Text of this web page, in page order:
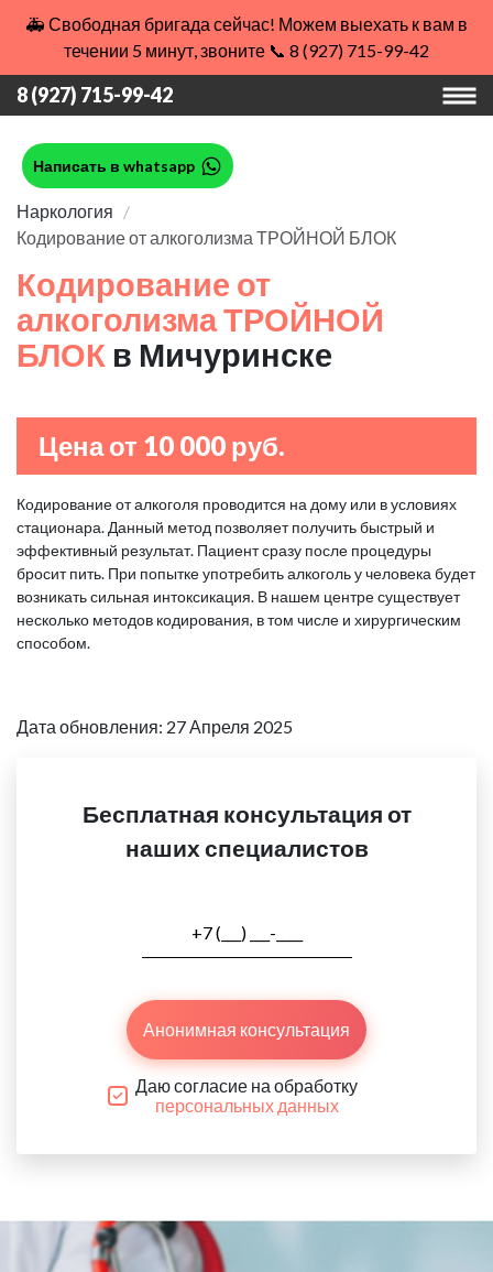
🚑 Свободная бригада сейчас! Можем выехать к вам в
течении 5 минут, звоните 📞 8 (927) 715-99-42
8 (927) 715-99-42
Написать в whatsapp
Наркология
Кодирование от алкоголизма ТРОЙНОЙ БЛОК
Кодирование от
алкоголизма ТРОЙНОЙ
БЛОК в Мичуринске
Цена от 10 000 руб.
Кодирование от алкоголя проводится на дому или в условиях
стационара. Данный метод позволяет получить быстрый и
эффективный результат. Пациент сразу после процедуры
бросит пить. При попытке употребить алкоголь у человека будет
возникать сильная интоксикация. В нашем центре существует
несколько методов кодирования, в том числе и хирургическим
способом.
Дата обновления: 27 Апреля 2025
Бесплатная консультация от
наших специалистов
Анонимная консультация
Даю согласие на обработку
персональных данных